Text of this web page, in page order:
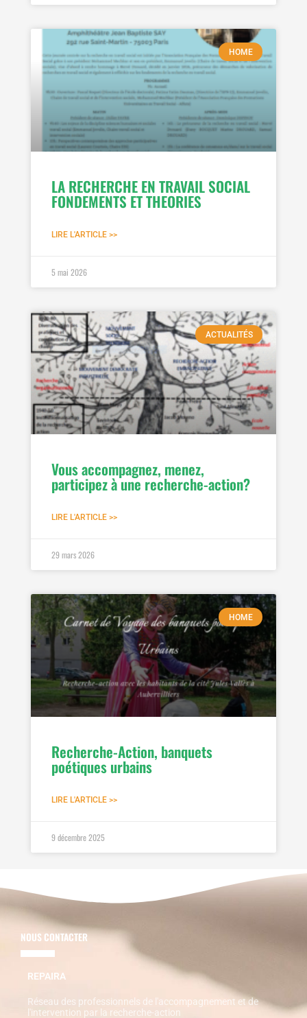
HOME
LA RECHERCHE EN TRAVAIL SOCIAL
FONDEMENTS ET THEORIES
LIRE L'ARTICLE >>
5 mai 2026
ACTUALITÉS
Vous accompagnez, menez,
participez à une recherche-action?
LIRE L'ARTICLE >>
29 mars 2026
HOME
Recherche-Action, banquets
poétiques urbains
LIRE L'ARTICLE >>
9 décembre 2025
NOUS CONTACTER
REPAIRA
Réseau des professionnels de l'accompagnement et de
l'intervention par la recherche-action